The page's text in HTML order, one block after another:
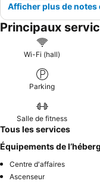
Afficher plus de notes
Principaux
Wi-Fi (hall)
Parking
Salle de fitness
Tous les services
Équipements de
Centre d'affaires
Ascenseur